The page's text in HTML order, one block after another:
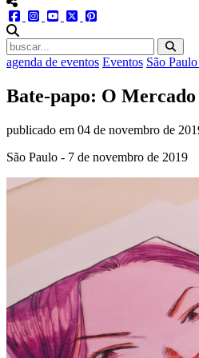
facebookinstagram
youtube
twitter
agenda de eventos Eventos São
Bate-papo: O
publicado em 04 de novembro de
São Paulo - 7 de novembro de 2019